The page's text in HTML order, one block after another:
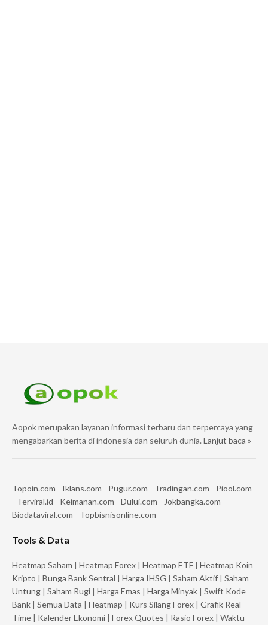
Aopok merupakan layanan informasi terbaru dan terpercaya yang
mengabarkan berita di indonesia dan seluruh dunia.Lanjut baca »
Topoin.com - Iklans.com - Pugur.com - Tradingan.com - Piool.com
- Terviral.id - Keimanan.com - Dului.com - Jokbangka.com -
Biodataviral.com - Topbisnisonline.com
Tools & Data
Heatmap Saham | Heatmap Forex | Heatmap ETF | Heatmap Koin
Kripto | Bunga Bank Sentral | Harga IHSG | Saham Aktif | Saham
Untung | Saham Rugi | Harga Emas | Harga Minyak | Swift Kode
Bank | Semua Data | Heatmap | Kurs Silang Forex | Grafik Real-
Time | Kalender Ekonomi | Forex Quotes | Rasio Forex | Waktu